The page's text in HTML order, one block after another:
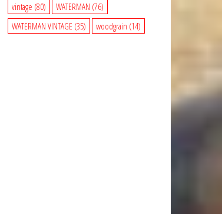
vintage (80) WATERMAN (76)
WATERMAN VINTAGE (35) woodgrain (14)